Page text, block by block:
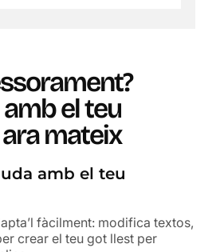
el teu
mateix
amb el teu
fàcilment: modifica textos,
crear el teu got llest per